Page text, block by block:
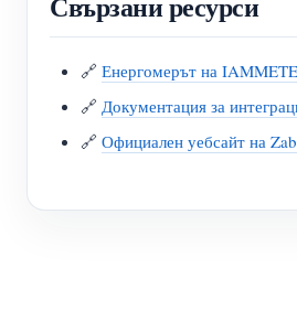
🔗 Енергомерът на
🔗 Документация за
🔗 Официален уебсайт на